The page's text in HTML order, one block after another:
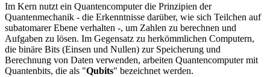
Im Kern nutzt ein Quantencomputer die Prinzipien der
Quantenmechanik - die Erkenntnisse darüber, wie sich Teilchen auf
subatomarer Ebene verhalten -, um Zahlen zu berechnen und
Aufgaben zu lösen. Im Gegensatz zu herkömmlichen Computern,
die binäre Bits (Einsen und Nullen) zur Speicherung und
Berechnung von Daten verwenden, arbeiten Quantencomputer mit
Quantenbits, die als "Qubits" bezeichnet werden.